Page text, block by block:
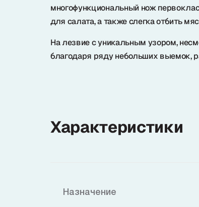
По вопросам качества
многофункциональный нож
для салата, а также слегка отбить
На лезвие с уникальным узором,
благодаря ряду небольших выемок,
Характеристики
Назначение